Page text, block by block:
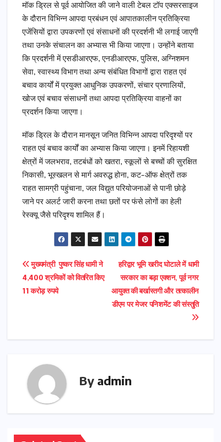
मॉक ड्रिल से पूर्व आयोजित की जाने वाली टेबल टॉप एक्सरसाइज
के दौरान विभिन्न आपदा प्रबंधन एवं आपातकालीन प्रतिक्रिया
एजेंसियों द्वारा उपकरणों एवं संसाधनों की प्रदर्शनी भी लगाई जाएगी
तथा उनके संचालन का अभ्यास भी किया जाएगा। उन्होंने बताया
कि प्रदर्शनी में एसडीआरएफ, एनडीआरएफ, पुलिस, अग्निशमन
सेवा, स्वास्थ्य विभाग तथा अन्य संबंधित विभागों द्वारा राहत एवं
बचाव कार्यों में प्रयुक्त आधुनिक उपकरणों, संचार प्रणालियों,
खोज एवं बचाव संसाधनों तथा आपदा प्रतिक्रिया वाहनों का
प्रदर्शन किया जाएगा।
मॉक ड्रिल के दौरान मानसून जनित विभिन्न आपदा परिदृश्यों पर
राहत एवं बचाव कार्यों का अभ्यास किया जाएगा। इनमें रिहायशी
क्षेत्रों में जलभराव, तटबंधों को खतरा, स्कूलों से बच्चों की सुरक्षित
निकासी, भूस्खलन से मार्ग अवरुद्ध होना, कट-ऑफ क्षेत्रों तक
राहत सामग्री पहुंचाना, जल विद्युत परियोजनाओं से पानी छोड़े
जाने पर अलर्ट जारी करना तथा छतों पर फंसे लोगों का हेली
रेस्क्यू जैसे परिदृश्य शामिल हैं।
Post
navigation
हरिद्वार भूमि खरीद घोटाले में धामी
सरकार का बड़ा एक्शन, पूर्व नगर
आयुक्त की बर्खास्तगी और तत्कालीन
डीएम पर मेजर पनिशमेंट की संस्तुति
मुख्यमंत्री पुष्कर सिंह धामी ने
4,400 श्रमिकों को वितरित किए
11 करोड़ रुपये
By admin